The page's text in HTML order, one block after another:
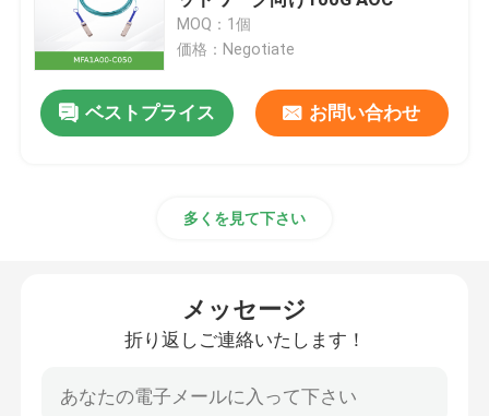
光トランシーバーモジュール
メラノックスのネットワーク スイッチ
Mellanoxの光学トランシーバー
Nvidia ネットワーク スイッチ
MOQ：1個
価格：Negotiate
ベストプライス お問い合わせ
多くを見て下さい
メッセージ
折り返しご連絡いたします！